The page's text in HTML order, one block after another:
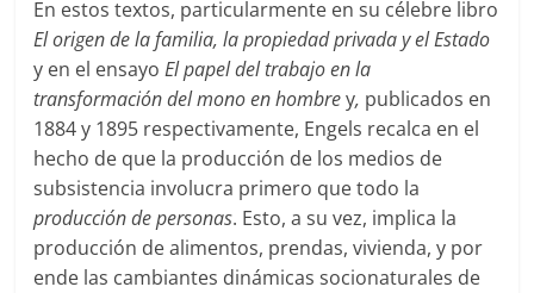
En estos textos, particularmente en su célebre libro
El origen de la familia, la propiedad privada y el Estado
y en el ensayoEl papel del trabajo en la
transformación del mono en hombrey, publicados en
1884 y 1895 respectivamente, Engels recalca en el
hecho de que la producción de los medios de
subsistencia involucra primero que todo la
producción de personas. Esto, a su vez, implica la
producción de alimentos, prendas, vivienda, y por
ende las cambiantes dinámicas socionaturales de